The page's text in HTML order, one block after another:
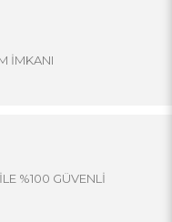
İMKANI
%100 GÜVENLİ